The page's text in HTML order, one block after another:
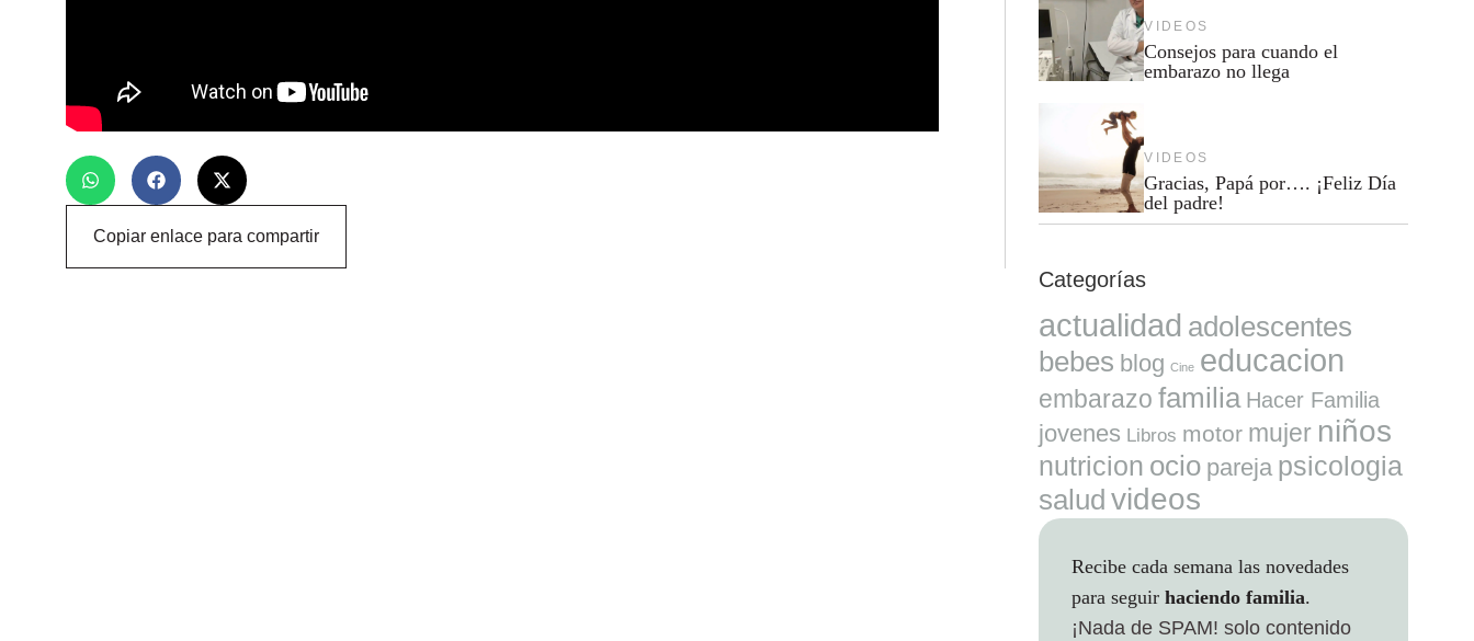
Copiar enlace para compartir
VIDEOS
Consejos para cuando el
embarazo no llega
VIDEOS
Gracias, Papá por…. ¡Feliz Día
del padre!
Categorías
actualidad adolescentes
bebes blog Cine educacion
embarazo familia Hacer Familia
jovenes Libros motor mujer niños
nutricion ocio pareja psicologia
salud videos
Recibe cada semana las novedades
para seguir haciendo familia.
¡Nada de SPAM! solo contenido